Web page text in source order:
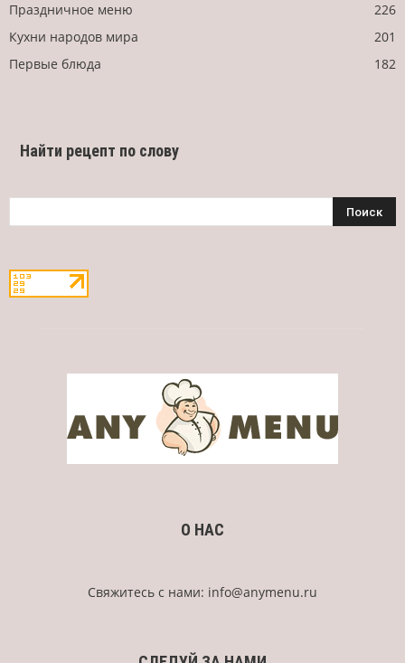
Праздничное меню
226
Кухни народов мира
201
Первые блюда
182
Найти рецепт по слову
О НАС
Свяжитесь с нами: info@anymenu.ru